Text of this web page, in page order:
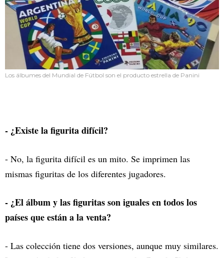
Los álbumes del Mundial de Fútbol son el producto estrella de Panini
- ¿Existe la figurita difícil?
- No, la figurita difícil es un mito. Se imprimen las
mismas figuritas de los diferentes jugadores.
- ¿El álbum y las figuritas son iguales en todos los
países que están a la venta?
- Las colección tiene dos versiones, aunque muy similares.